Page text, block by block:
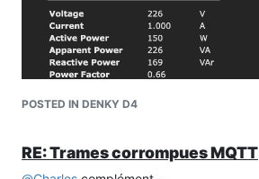
POSTED IN DENKY D4
RE: Trames corrompues MQTT